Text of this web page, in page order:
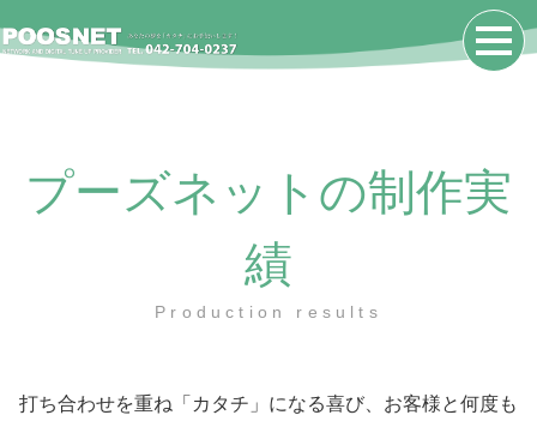
プーズネットの制作実
績
Production results
打ち合わせを重ね「カタチ」になる喜び、お客様と何度も